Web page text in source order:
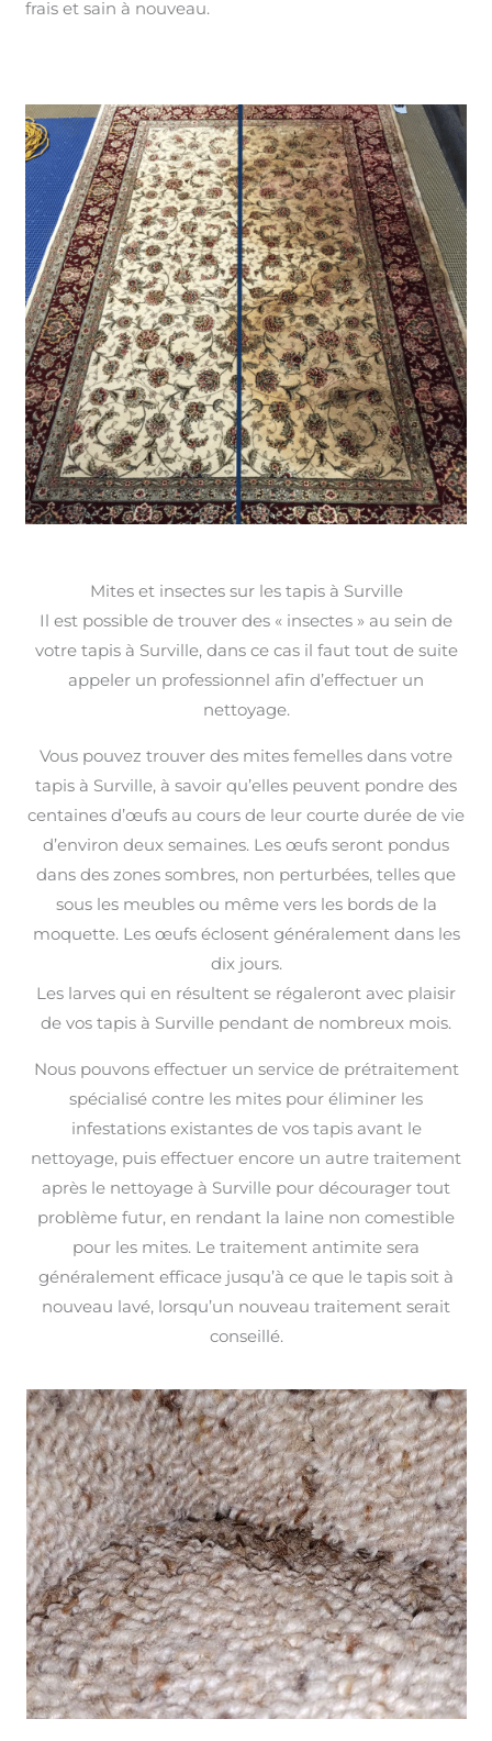
frais et sain à nouveau.
Mites et insectes sur les tapis à Surville
Il est possible de trouver des « insectes » au sein de
votre tapis à Surville, dans ce cas il faut tout de suite
appeler un professionnel afin d’effectuer un
nettoyage.
Vous pouvez trouver des mites femelles dans votre
tapis à Surville, à savoir qu’elles peuvent pondre des
centaines d’œufs au cours de leur courte durée de vie
d’environ deux semaines. Les œufs seront pondus
dans des zones sombres, non perturbées, telles que
sous les meubles ou même vers les bords de la
moquette. Les œufs éclosent généralement dans les
dix jours.
Les larves qui en résultent se régaleront avec plaisir
de vos tapis à Surville pendant de nombreux mois.
Nous pouvons effectuer un service de prétraitement
spécialisé contre les mites pour éliminer les
infestations existantes de vos tapis avant le
nettoyage, puis effectuer encore un autre traitement
après le nettoyage à Surville pour décourager tout
problème futur, en rendant la laine non comestible
pour les mites. Le traitement antimite sera
généralement efficace jusqu’à ce que le tapis soit à
nouveau lavé, lorsqu’un nouveau traitement serait
conseillé.